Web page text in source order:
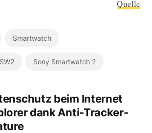
Quelle
Smartwatch
Sony Smartwatch 2
beim Internet
dank Anti-Tracker-